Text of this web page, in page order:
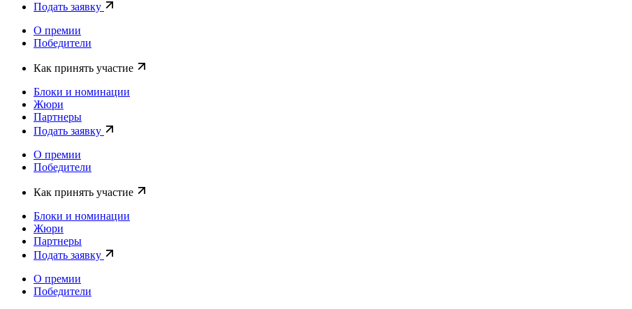
Подать заявку
О премии
Победители
Как принять участие
Блоки и номинации
Жюри
Партнеры
Подать заявку
О премии
Победители
Как принять участие
Блоки и номинации
Жюри
Партнеры
Подать заявку
О премии
Победители